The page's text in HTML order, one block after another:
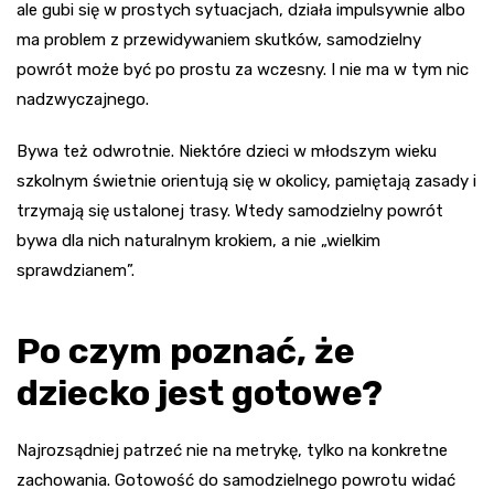
ale gubi się w prostych sytuacjach, działa impulsywnie albo
ma problem z przewidywaniem skutków, samodzielny
powrót może być po prostu za wczesny. I nie ma w tym nic
nadzwyczajnego.
Bywa też odwrotnie. Niektóre dzieci w młodszym wieku
szkolnym świetnie orientują się w okolicy, pamiętają zasady i
trzymają się ustalonej trasy. Wtedy samodzielny powrót
bywa dla nich naturalnym krokiem, a nie „wielkim
sprawdzianem”.
Po czym poznać, że
dziecko jest gotowe?
Najrozsądniej patrzeć nie na metrykę, tylko na konkretne
zachowania. Gotowość do samodzielnego powrotu widać